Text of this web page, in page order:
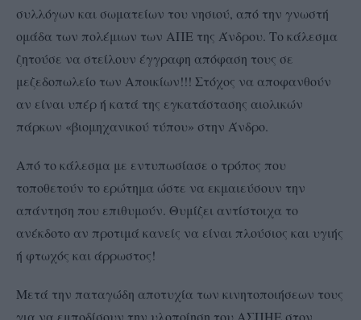
συλλόγων και σωματείων του νησιού, από την γνωστή
ομάδα των πολέμιων των ΑΠΕ της Άνδρου. Το κάλεσμα
ζητούσε να στείλουν έγγραφη απόφαση τους σε
μεζεδοπωλείο των Αποικίων!!! Στόχος να αποφανθούν
αν είναι υπέρ ή κατά της εγκατάστασης αιολικών
πάρκων «βιομηχανικού τύπου» στην Άνδρο.
Από το κάλεσμα με εντυπωσίασε ο τρόπος που
τοποθετούν το ερώτημα ώστε να εκμαιεύσουν την
απάντηση που επιθυμούν. Θυμίζει αντίστοιχα το
ανέκδοτο αν προτιμά κανείς να είναι πλούσιος και υγιής
ή φτωχός και άρρωστος!
Μετά την παταγώδη αποτυχία των κινητοποιήσεων τους
για να εμποδίσουν την υλοποίηση του ΑΣΠΗΕ στον